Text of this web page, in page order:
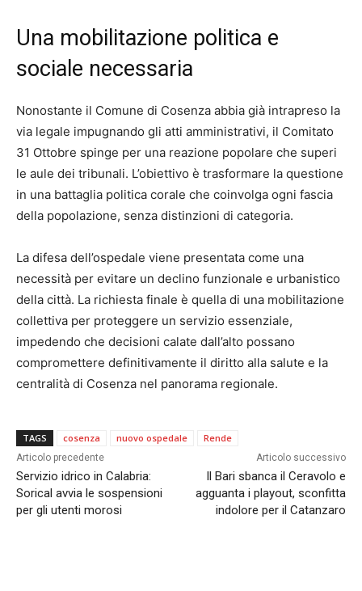
Una mobilitazione politica e
sociale necessaria
Nonostante il Comune di Cosenza abbia già intrapreso la
via legale impugnando gli atti amministrativi, il Comitato
31 Ottobre spinge per una reazione popolare che superi
le aule dei tribunali. L’obiettivo è trasformare la questione
in una battaglia politica corale che coinvolga ogni fascia
della popolazione, senza distinzioni di categoria.
La difesa dell’ospedale viene presentata come una
necessità per evitare un declino funzionale e urbanistico
della città. La richiesta finale è quella di una mobilitazione
collettiva per proteggere un servizio essenziale,
impedendo che decisioni calate dall’alto possano
compromettere definitivamente il diritto alla salute e la
centralità di Cosenza nel panorama regionale.
TAGS cosenza nuovo ospedale Rende
Articolo precedente
Servizio idrico in Calabria:
Sorical avvia le sospensioni
per gli utenti morosi
Articolo successivo
Il Bari sbanca il Ceravolo e
agguanta i playout, sconfitta
indolore per il Catanzaro